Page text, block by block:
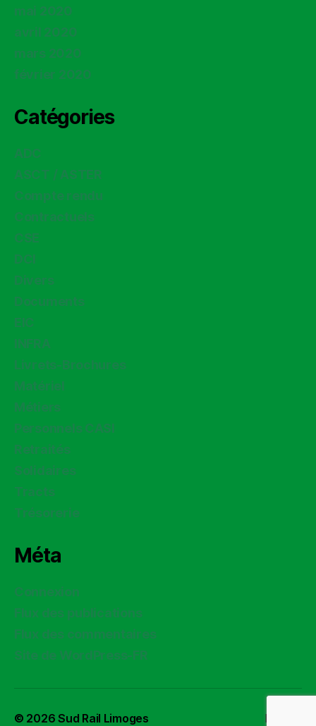
mai 2020
avril 2020
mars 2020
février 2020
Catégories
ADC
ASCT / ASTER
Compte rendu
Contractuels
CSE
DCI
Divers
Documents
EIC
INFRA
Livrets-Brochures
Matériel
Métiers
Personnels CASI
Retraités
Solidaires
Tracts
Trésorerie
Méta
Connexion
Flux des publications
Flux des commentaires
Site de WordPress-FR
© 2026Sud Rail Limoges Haut